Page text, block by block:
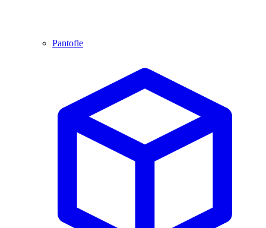
Pantofle